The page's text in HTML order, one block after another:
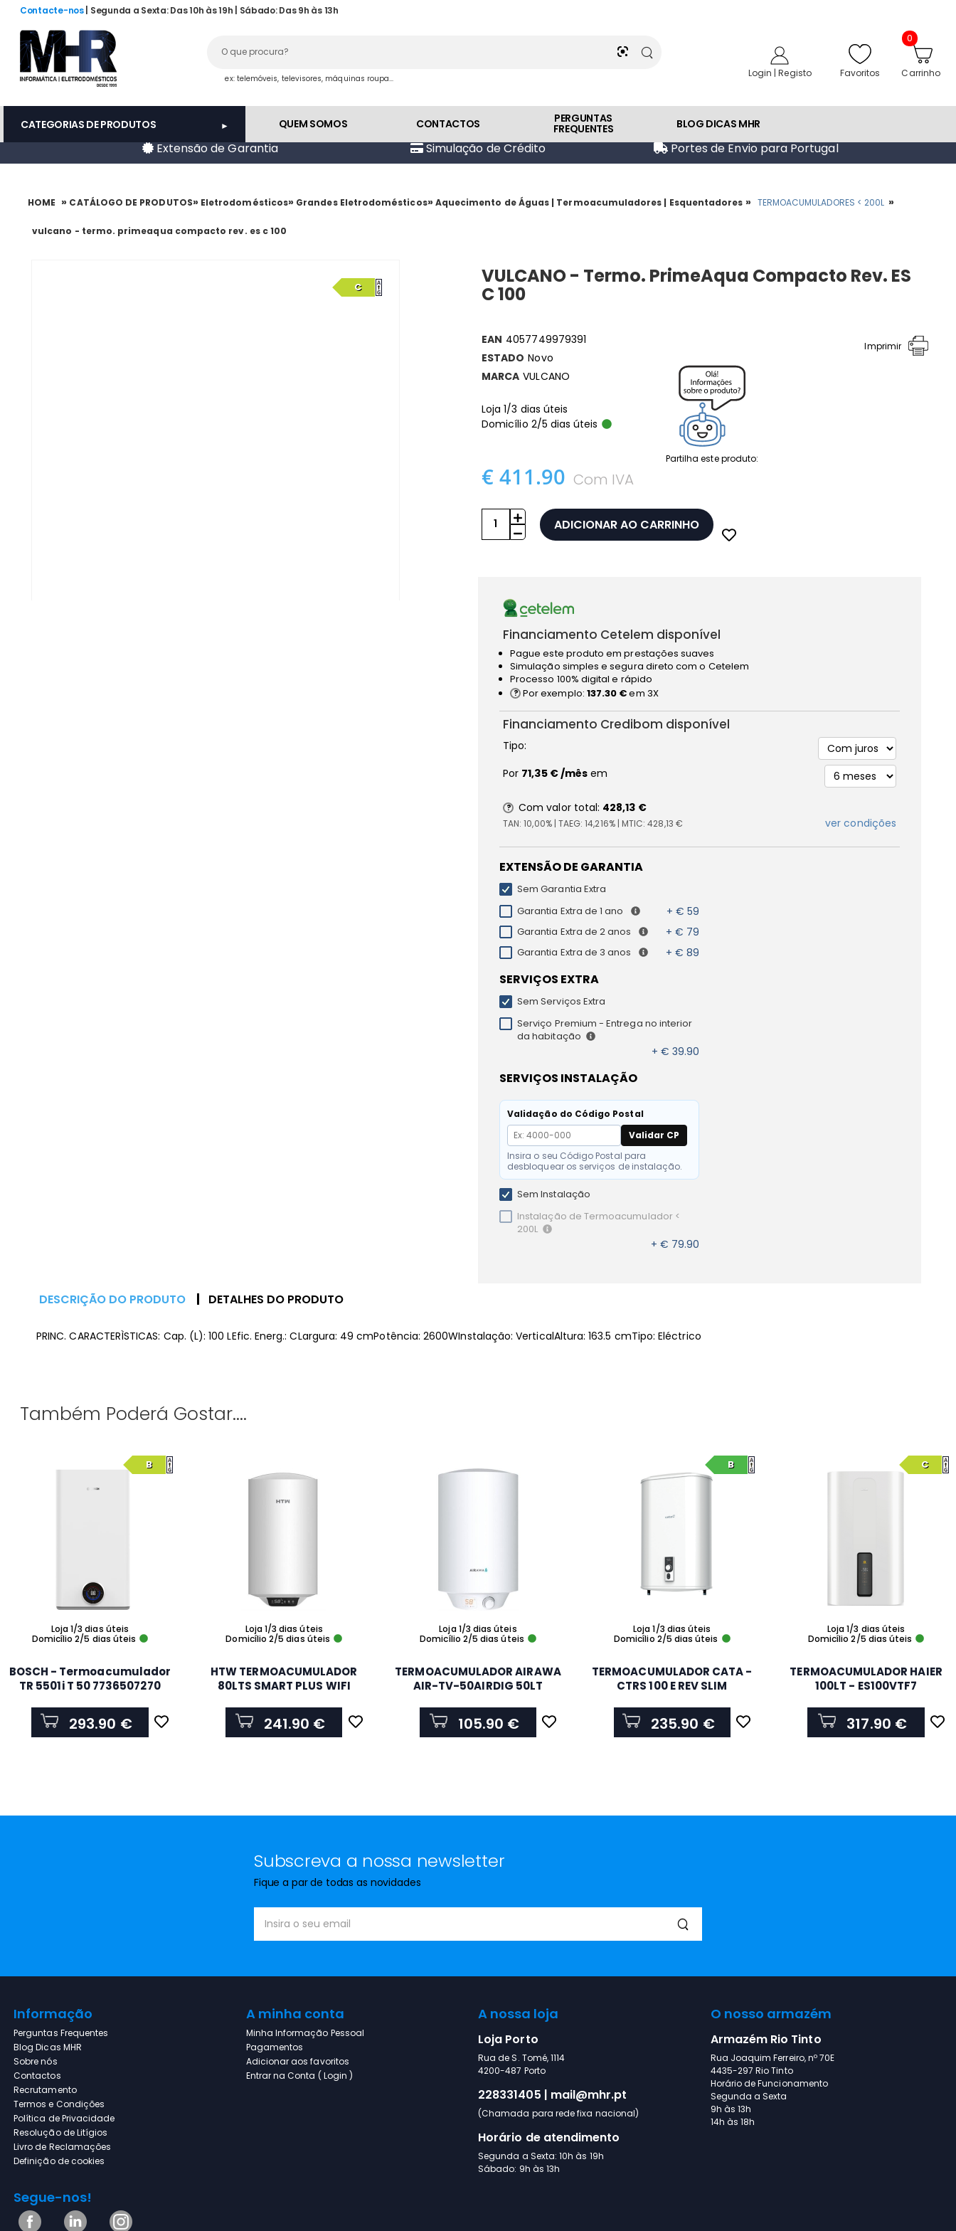
Contacte-nos | Segunda a Sexta: Das 10h às 19h | Sábado: Das 9h às 13h
ex: telemóveis, televisores, máquinas roupa... Login | Registo Favoritos
0
Carrinho
CATEGORIAS DE PRODUTOS QUEM SOMOS CONTACTOS PERGUNTAS
FREQUENTES BLOG DICAS MHR
Extensão de Garantia Simulação de Crédito Portes de Envio para Portugal
HOME » CATÁLOGO DE PRODUTOS»Eletrodomésticos» Grandes Eletrodomésticos»Aquecimento de Águas | Termoacumuladores | Esquentadores » TERMOACUMULADORES < 200L »
vulcano - termo. primeaqua compacto rev. es c 100
C VULCANO - Termo. PrimeAqua Compacto Rev. ES
C 100
EAN 4057749979391
ESTADO Novo
MARCA VULCANO
Loja 1/3 dias úteis
Domicílio 2/5 dias úteis
Imprimir
Partilha este produto:
€ 411.90 Com IVA
ADICIONAR AO CARRINHO
Financiamento Cetelem disponível
Pague este produto em prestações suaves
Simulação simples e segura direto com o Cetelem
Processo 100% digital e rápido
Por exemplo: 137.30 €em 3X
Financiamento Credibom disponível
Tipo:
Por 71,35 €/mês em
Com valor total: 428,13 €
TAN:10,00%| TAEG:14,216%| MTIC:428,13 € ver condições
EXTENSÃO DE GARANTIA
Sem Garantia Extra
Garantia Extra de 1 ano
+ € 59
Garantia Extra de 2 anos + € 79
Garantia Extra de 3 anos + € 89
SERVIÇOS EXTRA
Sem Serviços Extra
Serviço Premium - Entrega no interior
da habitação
+ € 39.90
SERVIÇOS INSTALAÇÃO
Validação do Código Postal
Validar CP
Insira o seu Código Postal para
desbloquear os serviços de instalação.
Sem Instalação
Instalação de Termoacumulador <
200L
+ € 79.90
DESCRIÇÃO DO PRODUTO DETALHES DO PRODUTO
PRINC. CARACTERÌSTICAS: Cap. (L): 100 LEfic. Energ.: CLargura: 49 cmPotência: 2600WInstalação: VerticalAltura: 163.5 cmTipo: Eléctrico
Também Poderá Gostar....
B
Loja 1/3 dias úteis
Domicílio 2/5 dias úteis
BOSCH - Termoacumulador
TR 5501i T 50 7736507270
293.90 €
Loja 1/3 dias úteis
Domicílio 2/5 dias úteis
HTW TERMOACUMULADOR
80LTS SMART PLUS WIFI
241.90 €
Loja 1/3 dias úteis
Domicílio 2/5 dias úteis
TERMOACUMULADOR AIRAWA
AIR-TV-50AIRDIG 50LT
105.90 €
B
Loja 1/3 dias úteis
Domicílio 2/5 dias úteis
TERMOACUMULADOR CATA -
CTRS 100 E REV SLIM
235.90 €
C
Loja 1/3 dias úteis
Domicílio 2/5 dias úteis
TERMOACUMULADOR HAIER
100LT - ES100VTF7
317.90 €
Subscreva a nossa newsletter
Fique a par de todas as novidades
Informação
Perguntas Frequentes
Blog Dicas MHR
Sobre nós
Contactos
Recrutamento
Termos e Condições
Política de Privacidade
Resolução de Litígios
Livro de Reclamações
Definição de cookies
A minha conta
Minha Informação Pessoal
Pagamentos
Adicionar aos favoritos
Entrar na Conta ( Login )
A nossa loja
Loja Porto
Rua de S. Tomé, 1114
4200-487 Porto
228331405 | mail@mhr.pt
(Chamada para rede fixa nacional)
Horário de atendimento
Segunda a Sexta: 10h às 19h
Sábado: 9h às 13h
O nosso armazém
Armazém Rio Tinto
Rua Joaquim Ferreiro, nº 70E
4435-297 Rio Tinto
Horário de Funcionamento
Segunda a Sexta
9h às 13h
14h às 18h
Segue-nos!